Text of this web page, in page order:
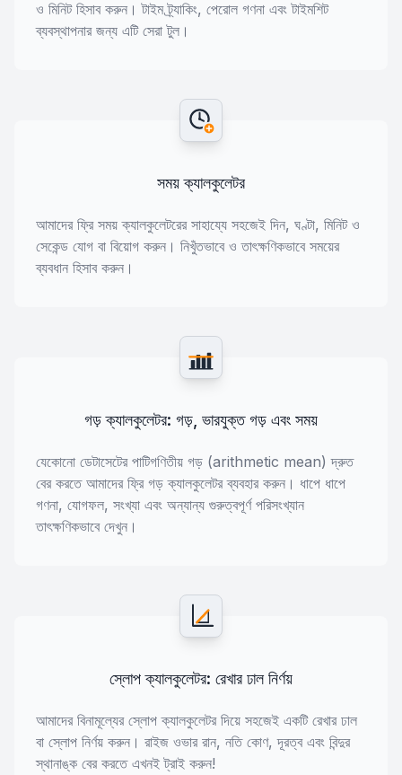
ও মিনিট হিসাব করুন। টাইম ট্র্যাকিং, পেরোল গণনা এবং টাইমশিট
ব্যবস্থাপনার জন্য এটি সেরা টুল।
সময় ক্যালকুলেটর
আমাদের ফ্রি সময় ক্যালকুলেটরের সাহায্যে সহজেই দিন, ঘণ্টা, মিনিট ও
সেকেন্ড যোগ বা বিয়োগ করুন। নিখুঁতভাবে ও তাৎক্ষণিকভাবে সময়ের
ব্যবধান হিসাব করুন।
গড় ক্যালকুলেটর: গড়, ভারযুক্ত গড় এবং সময়
যেকোনো ডেটাসেটের পাটিগণিতীয় গড় (arithmetic mean) দ্রুত
বের করতে আমাদের ফ্রি গড় ক্যালকুলেটর ব্যবহার করুন। ধাপে ধাপে
গণনা, যোগফল, সংখ্যা এবং অন্যান্য গুরুত্বপূর্ণ পরিসংখ্যান
তাৎক্ষণিকভাবে দেখুন।
স্লোপ ক্যালকুলেটর: রেখার ঢাল নির্ণয়
আমাদের বিনামূল্যের স্লোপ ক্যালকুলেটর দিয়ে সহজেই একটি রেখার ঢাল
বা স্লোপ নির্ণয় করুন। রাইজ ওভার রান, নতি কোণ, দূরত্ব এবং বিন্দুর
স্থানাঙ্ক বের করতে এখনই ট্রাই করুন!